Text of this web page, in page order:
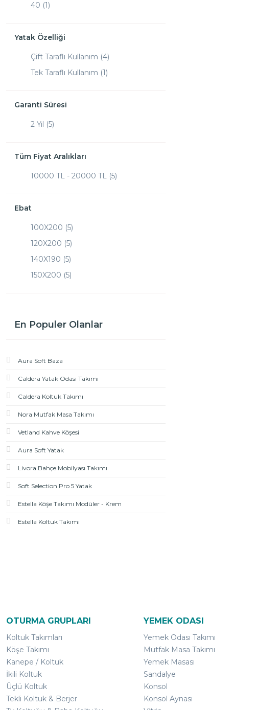
40 (1)
Yatak Özelliği
Çift Taraflı Kullanım (4)
Tek Taraflı Kullanım (1)
Garanti Süresi
2 Yıl (5)
Tüm Fiyat Aralıkları
10000 TL - 20000 TL (5)
Ebat
100X200 (5)
120X200 (5)
140X190 (5)
150X200 (5)
200X200 (4)
En Populer Olanlar
Aura Soft Baza
Caldera Yatak Odası Takımı
Caldera Koltuk Takımı
Nora Mutfak Masa Takımı
Vetland Kahve Köşesi
Aura Soft Yatak
Livora Bahçe Mobilyası Takımı
Soft Selection Pro 5 Yatak
Estella Köşe Takımı Modüler - Krem
Estella Koltuk Takımı
OTURMA GRUPLARI
Koltuk Takımları
Köşe Takımı
Kanepe / Koltuk
İkili Koltuk
Üçlü Koltuk
Tekli Koltuk & Berjer
YEMEK ODASI
Yemek Odası Takımı
Mutfak Masa Takımı
Yemek Masası
Sandalye
Konsol
Konsol Aynası